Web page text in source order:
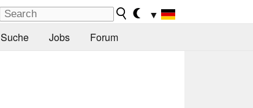
▼
Suche Jobs Forum